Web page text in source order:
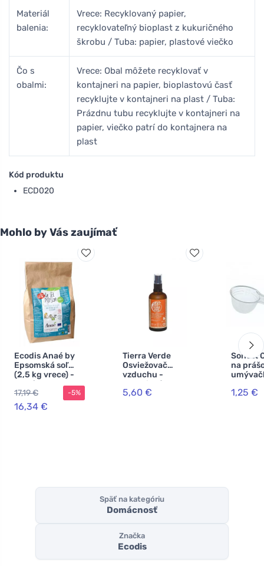
Materiál
balenia:
Vrece: Recyklovaný papier,
recyklovateľný bioplast z kukuričného
škrobu / Tuba: papier, plastové viečko
Čo s
obalmi:
Vrece: Obal môžete recyklovať v
kontajneri na papier, bioplastovú časť
recyklujte v kontajneri na plast / Tuba:
Prázdnu tubu recyklujte v kontajneri na
papier, viečko patrí do kontajnera na
plast
Kód produktu
ECD020
Mohlo by Vás zaujímať
Ecodis Anaé by
Epsomská soľ
(2,5 kg vrece) -
do kúpeľa, na
peeling a do
záhrady
17,19 €
16,34 €
-5%
Tierra Verde
Osviežovač
vzduchu -
organický
pomaranč (100
5,60 €
Sonett
na
1,25 €
Späť na kategóriu
Domácnosť
Značka
Ecodis